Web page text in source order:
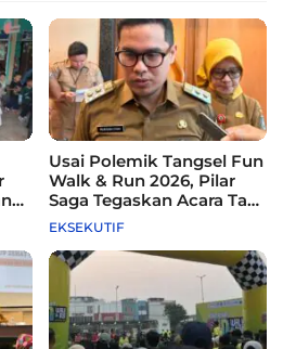
Usai Polemik Tangsel Fun
Walk & Run 2026, Pilar
Saga Tegaskan Acara Tak
Difasilitasi Pemkot
EKSEKUTIF